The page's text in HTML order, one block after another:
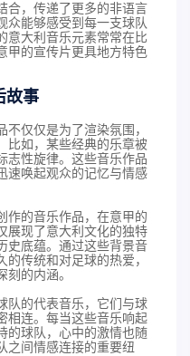
合，传递了更多的非语言
众能够感受到每一支球队
意大利音乐元素常常在比
甲的宣传片更具地方特色
故事
仅仅是为了渲染氛围，
比如，某些经典的乐章被
志性旋律。这些音乐作品
速唤起观众的记忆与情感
作的音乐作品，在意甲的
展现了意大利文化的独特
史底蕴。通过这些背景音
传统和对足球的热爱，
的内涵。
队的代表音乐，它们与球
相连。每当这些音乐响起
的球队，心中的激情也随
之间情感连接的重要纽